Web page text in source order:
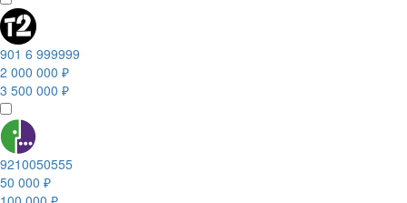
901 6 999999
2 000 000 ₽
3 500 000 ₽
9210050555
50 000 ₽